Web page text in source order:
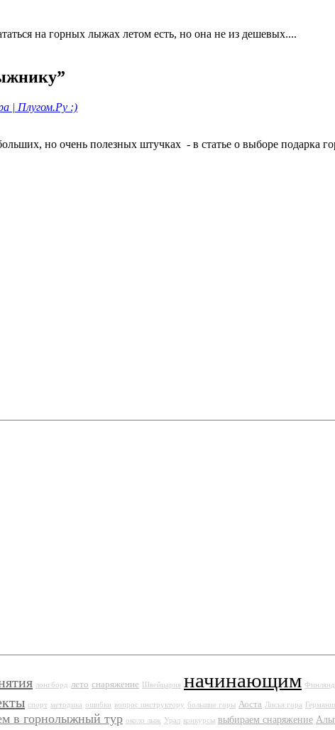
на горных лыжах летом есть, но она не из дешевых....
”
| Плугом.Ру :)
но очень полезных штучках - в статье о выборе подарка
лонгборд лето снаряжение Швейцария начинающим
спорт методика ошибки вопрос инструктору большие горы Аоста Лисья гора
в горнолыжный тур около лыж Урал конкурсы выбираем снаряжение